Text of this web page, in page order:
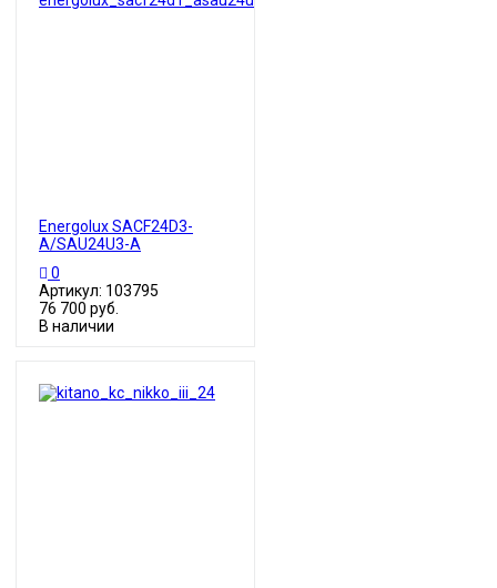
Energolux SACF24D3-
A/SAU24U3-A
0
Артикул: 103795
76 700 руб.
В наличии